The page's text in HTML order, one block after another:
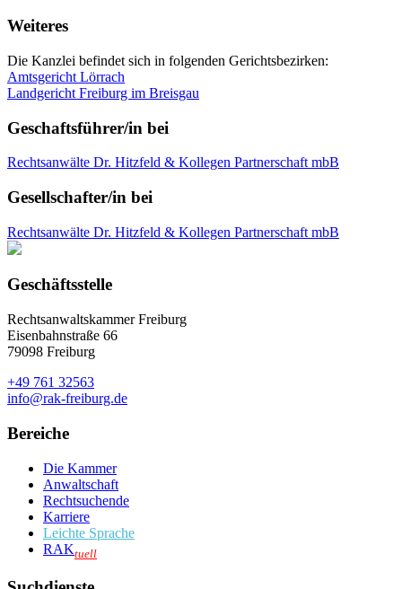
Weiteres
Die Kanzlei befindet sich in folgenden Gerichtsbezirken:
Amtsgericht Lörrach
Landgericht Freiburg im Breisgau
Geschaftsführer/in bei
Rechtsanwälte Dr. Hitzfeld & Kollegen Partnerschaft mbB
Gesellschafter/in bei
Rechtsanwälte Dr. Hitzfeld & Kollegen Partnerschaft mbB
Geschäftsstelle
Rechtsanwaltskammer Freiburg
Eisenbahnstraße 66
79098 Freiburg
+49 761 32563
info@rak-freiburg.de
Bereiche
Die Kammer
Anwaltschaft
Rechtsuchende
Karriere
Leichte Sprache
RAKtuell